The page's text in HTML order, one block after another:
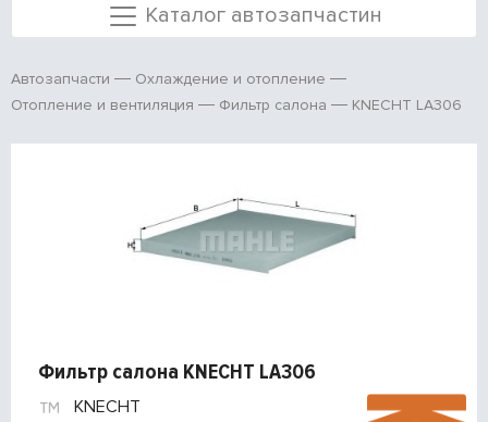
Каталог автозапчастин
Автозапчасти
Охлаждение и отопление
Отопление и вентиляция
Фильтр салона KNECHT LA306
Фильтр салона KNECHT LA306
KNECHT